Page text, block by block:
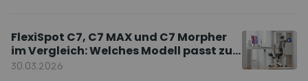
FlexiSpot C7, C7 MAX und C7 Morpher
im Vergleich: Welches Modell passt zu
Ihnen?
30.03.2026